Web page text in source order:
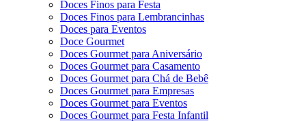
Doces Finos para Festa
Doces Finos para Lembrancinhas
Doces para Eventos
Doce Gourmet
Doces Gourmet para Aniversário
Doces Gourmet para Casamento
Doces Gourmet para Chá de Bebê
Doces Gourmet para Empresas
Doces Gourmet para Eventos
Doces Gourmet para Festa Infantil